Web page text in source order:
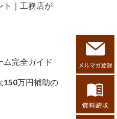
ト｜工務店が
ム完全ガイド
150万円補助の